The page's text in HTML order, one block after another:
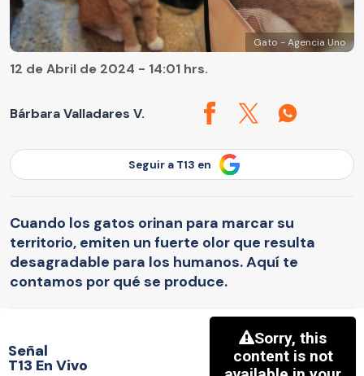
Gato - Agencia Uno
Bárbara Valladares V.
12 de Abril de 2024 - 14:01 hrs.
Seguir a T13 en
Cuando los gatos orinan para marcar su
territorio, emiten un fuerte olor que resulta
desagradable para los humanos. Aquí te
contamos por qué se produce.
Señal
T13 En Vivo